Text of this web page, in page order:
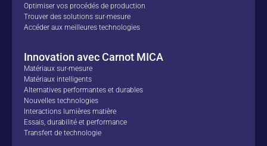
Optimiser vos procédés de production
Trouver des solutions sur-mesure
Accéder aux meilleures technologies
Innovation avec Carnot MICA
Matériaux sur-mesure
Matériaux intelligents
Alternatives performantes et durables
Nouvelles technologies
Interactions lumières matière
Essais, durabilité et performance
Transfert de technologie